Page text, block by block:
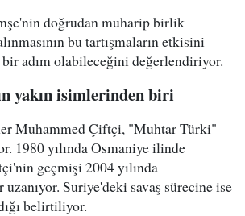
doğrudan muharip birlik
bu tartışmaların etkisini
adım olabileceğini değerlendiriyor.
yakın isimlerinden biri
Muhammed Çiftçi, "Muhtar Türki"
1980 yılında Osmaniye ilinde
geçmişi 2004 yılında
Suriye'deki savaş sürecine ise
belirtiliyor.